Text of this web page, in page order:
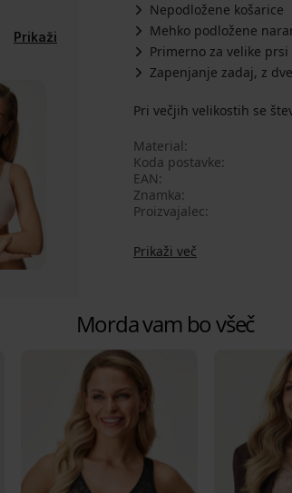
Prikaži
Nepodložene košarice
Mehko podložene
Primerno za velike prsi
Zapenjanje zadaj, z
Pri večjih velikostih se
Material
Koda postavke
EAN
Znamka
Proizvajalec
Prikaži več
Morda vam bo všeč